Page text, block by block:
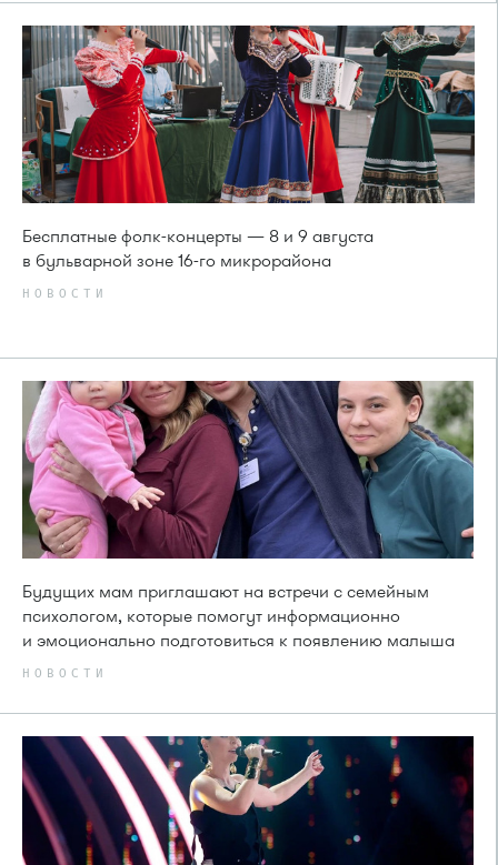
Бесплатные фолк-концерты — 8 и 9 августа
в бульварной зоне 16-го микрорайона
НОВОСТИ
Будущих мам приглашают на встречи с семейным
психологом, которые помогут информационно
и эмоционально подготовиться к появлению малыша
НОВОСТИ